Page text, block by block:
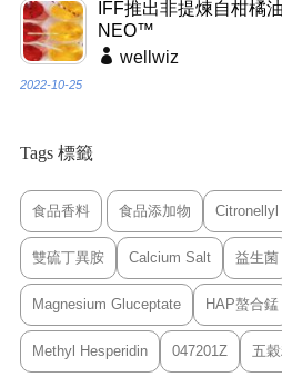
IFF推出非提煉自柑橘
NEO™
wellwiz
2022-10-25
Tags 標籤
食品香料 食品添加物
雙硫丁異胺 Calcium Salt 益生菌
Magnesium Gluceptate HAP螯合錳
Methyl Hesperidin 047201Z 五